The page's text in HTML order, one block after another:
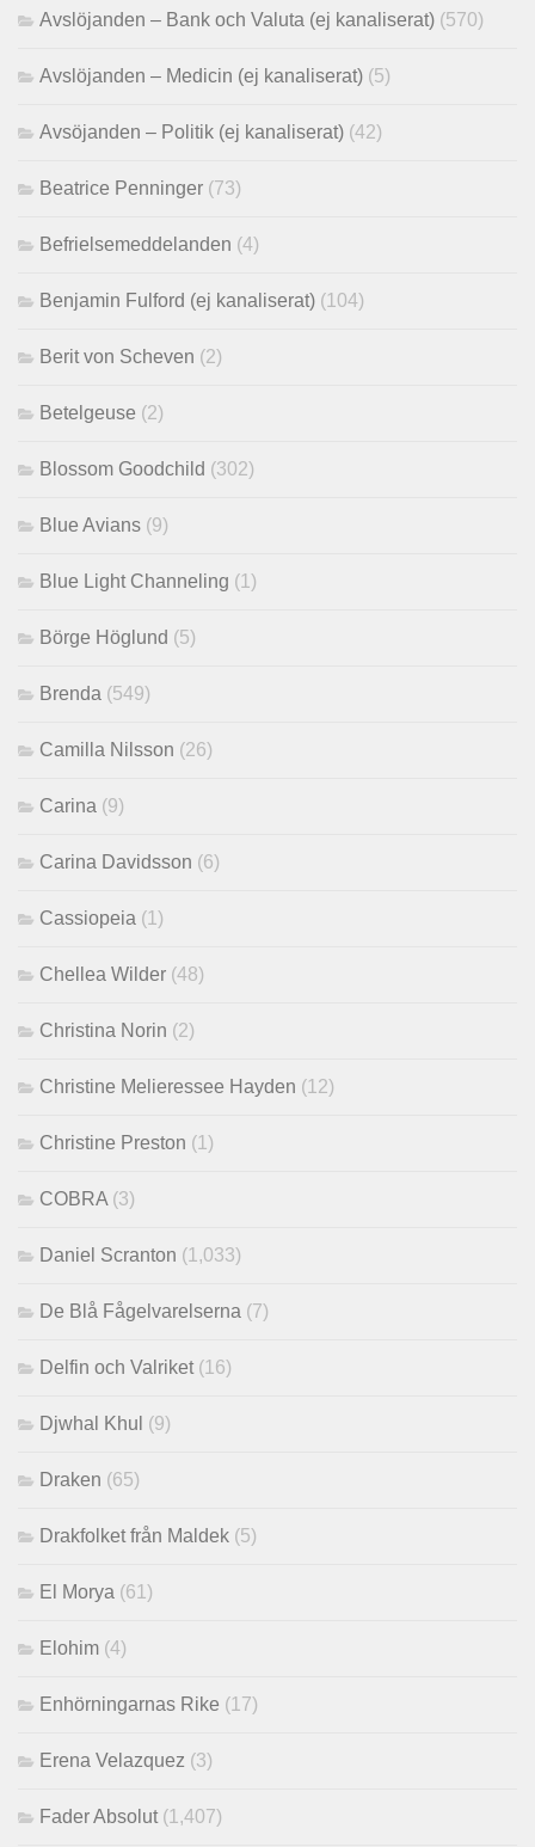
Avslöjanden – Bank och Valuta (ej kanaliserat) (570)
Avslöjanden – Medicin (ej kanaliserat) (5)
Avsöjanden – Politik (ej kanaliserat) (42)
Beatrice Penninger (73)
Befrielsemeddelanden (4)
Benjamin Fulford (ej kanaliserat) (104)
Berit von Scheven (2)
Betelgeuse (2)
Blossom Goodchild (302)
Blue Avians (9)
Blue Light Channeling (1)
Börge Höglund (5)
Brenda (549)
Camilla Nilsson (26)
Carina (9)
Carina Davidsson (6)
Cassiopeia (1)
Chellea Wilder (48)
Christina Norin (2)
Christine Melieressee Hayden (12)
Christine Preston (1)
COBRA (3)
Daniel Scranton (1,033)
De Blå Fågelvarelserna (7)
Delfin och Valriket (16)
Djwhal Khul (9)
Draken (65)
Drakfolket från Maldek (5)
El Morya (61)
Elohim (4)
Enhörningarnas Rike (17)
Erena Velazquez (3)
Fader Absolut (1,407)